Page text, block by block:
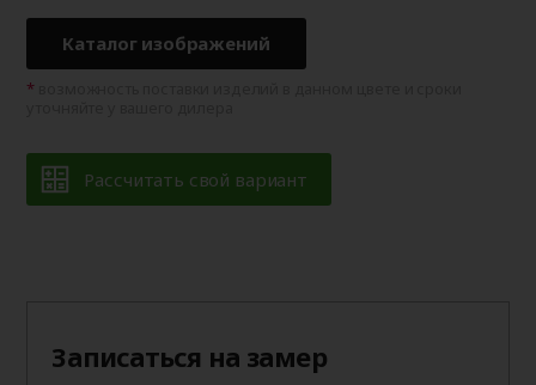
Каталог изображений
Рассчитать свой вариант
Записаться на замер